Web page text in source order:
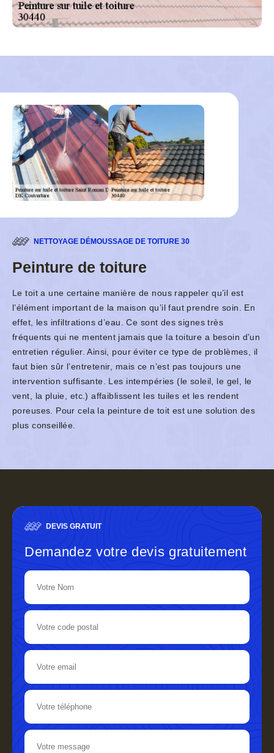
NETTOYAGE DÉMOUSSAGE DE TOITURE 30
Peinture de toiture
Le toit a une certaine manière de nous rappeler qu’il est
l’élément important de la maison qu’il faut prendre soin. En
effet, les infiltrations d’eau. Ce sont des signes très
fréquents qui ne mentent jamais que la toiture a besoin d’un
entretien régulier. Ainsi, pour éviter ce type de problèmes, il
faut bien sûr l’entretenir, mais ce n’est pas toujours une
intervention suffisante. Les intempéries (le soleil, le gel, le
vent, la pluie, etc.) affaiblissent les tuiles et les rendent
poreuses. Pour cela la peinture de toit est une solution des
plus conseillée.
DEVIS GRATUIT
Demandez votre devis gratuitement